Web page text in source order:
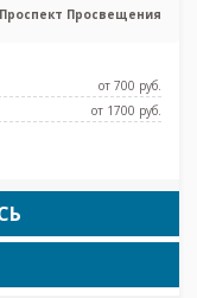
Просвещения
от 700 pуб.
от 1700 pуб.